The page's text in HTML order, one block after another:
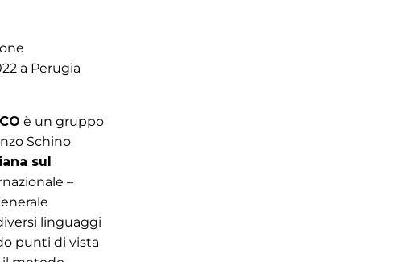
a Perugia
è un gruppo
Schino
sul
–
linguaggi
punti di vista